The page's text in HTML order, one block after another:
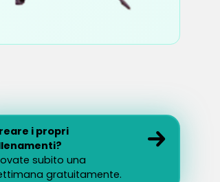
i propri
subito una
gratuitamente.